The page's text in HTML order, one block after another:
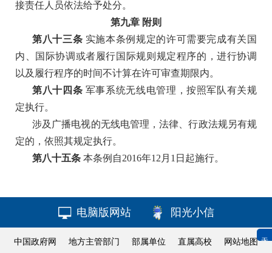
接责任人员依法给予处分。
第九章 附则
第八十三条 实施本条例规定的许可需要完成有关国
内、国际协调或者履行国际规则规定程序的，进行协调
以及履行程序的时间不计算在许可审查期限内。
第八十四条 军事系统无线电管理，按照军队有关规
定执行。
涉及广播电视的无线电管理，法律、行政法规另有规
定的，依照其规定执行。
第八十五条 本条例自2016年12月1日起施行。
无障碍浏览
电脑版网站 阳光小信
中国政府网 地方主管部门 部属单位 直属高校 网站地图